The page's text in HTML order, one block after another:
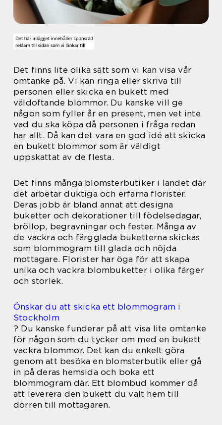
Det finns lite olika sätt som vi kan visa vår
omtanke på. Vi kan ringa eller skriva till
personen eller skicka en bukett med
väldoftande blommor. Du kanske vill ge
någon som fyller år en present, men vet inte
vad du ska köpa då personen i fråga redan
har allt. Då kan det vara en god idé att skicka
en bukett blommor som är väldigt
uppskattat av de flesta.
Det finns många blomsterbutiker i landet där
det arbetar duktiga och erfarna florister.
Deras jobb är bland annat att designa
buketter och dekorationer till födelsedagar,
bröllop, begravningar och fester. Många av
de vackra och färgglada buketterna skickas
som blommogram till glada och nöjda
mottagare. Florister har öga för att skapa
unika och vackra blombuketter i olika färger
och storlek.
Önskar du att skicka ett blommogram i
Stockholm
? Du kanske funderar på att visa lite omtanke
för någon som du tycker om med en bukett
vackra blommor. Det kan du enkelt göra
genom att besöka en blomsterbutik eller gå
in på deras hemsida och boka ett
blommogram där. Ett blombud kommer då
att leverera den bukett du valt hem till
dörren till mottagaren.